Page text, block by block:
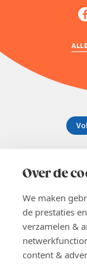
Over de
We maken
de prestaties
verzamelen &
content &
02